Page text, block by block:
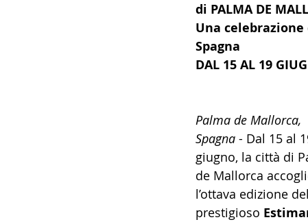
08 - ITALIANI IN OCEANIA
14 - IIC IST. ITALIANO
17 - ASSOCIAZIONI
di PALMA DE
Una
Spagna
DAL 15 AL 19
Palma de Mallorca,
Spagna - Dal 15 al
giugno, la città di
de Mallorca
l’ottava edizione del
prestigioso